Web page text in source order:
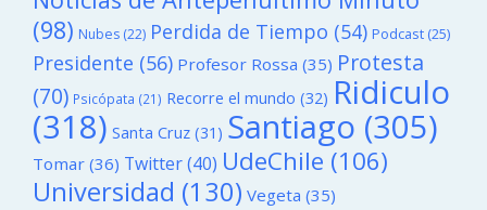
(98) Nubes (22) Perdida de Tiempo (54) Podcast (25)
Presidente (56) Profesor Rossa (35) Protesta
(70) Psicópata (21) Recorre el mundo (32) Ridiculo
(318) Santa Cruz (31) Santiago (305)
Tomar (36) Twitter(40) UdeChile (106)
Universidad (130) Vegeta (35)